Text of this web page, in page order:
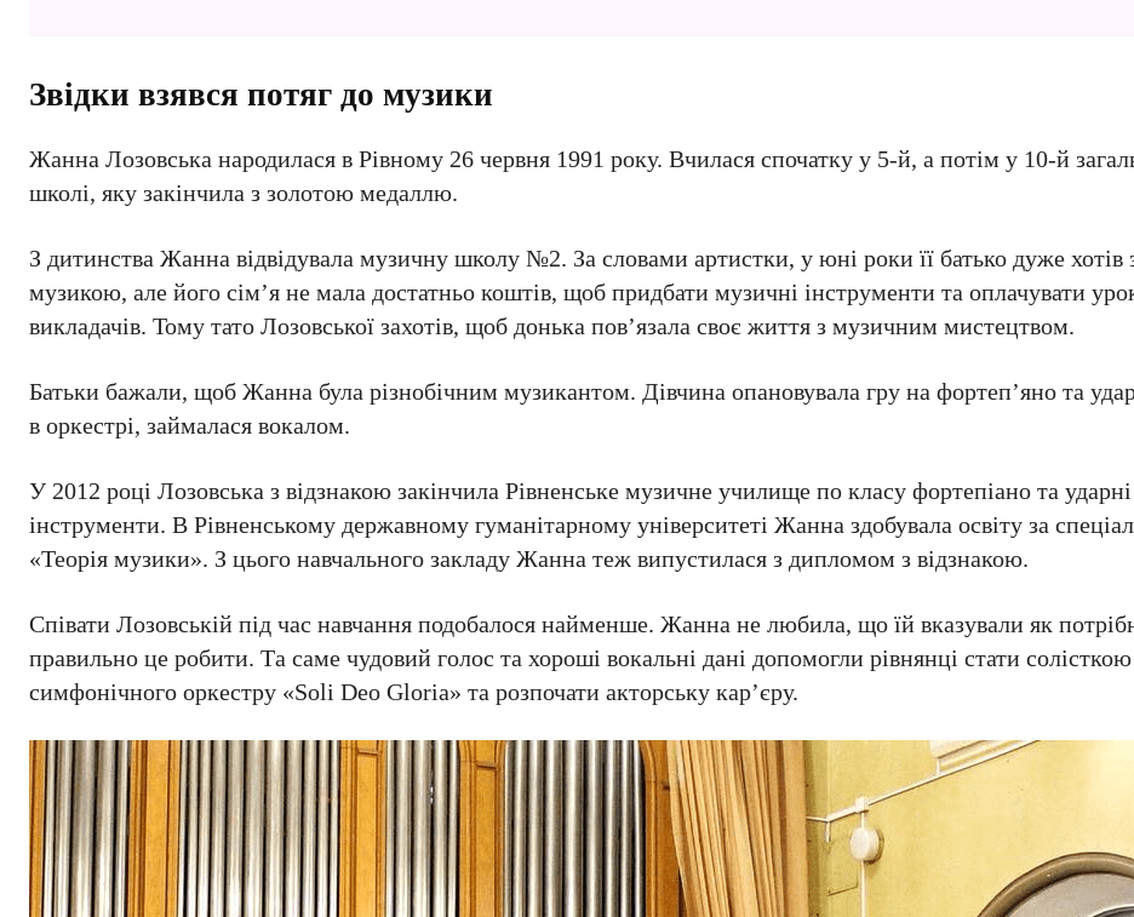
Звідки взявся потяг до музики
Жанна Лозовська народилася в Рівному 26 червня 1991 року. Вчилася спочатку у 5-й, а потім у 10-й
школі, яку закінчила з золотою медаллю.
З дитинства Жанна відвідувала музичну школу №2. За словами артистки, у юні роки її батько дуже хотів
музикою, але його сім’я не мала достатньо коштів, щоб придбати музичні інструменти та оплачувати
викладачів. Тому тато Лозовської захотів, щоб донька пов’язала своє життя з музичним мистецтвом.
Батьки бажали, щоб Жанна була різнобічним музикантом. Дівчина опановувала гру на фортеп’яно та
в оркестрі, займалася вокалом.
У 2012 році Лозовська з відзнакою закінчила Рівненське музичне училище по класу фортепіано та ударні
інструменти. В Рівненському державному гуманітарному університеті Жанна здобувала освіту за
«Теорія музики». З цього навчального закладу Жанна теж випустилася з дипломом з відзнакою.
Співати Лозовській під час навчання подобалося найменше. Жанна не любила, що їй вказували як
правильно це робити. Та саме чудовий голос та хороші вокальні дані допомогли рівнянці стати
симфонічного оркестру «Soli Deo Gloria» та розпочати акторську кар’єру.